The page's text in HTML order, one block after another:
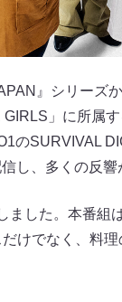
』シリーズ
」に所属
のSURVIVAL
し、多くの反響
ました。本番組
けでなく、料